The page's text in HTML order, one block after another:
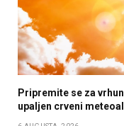
Pripremite se za
upaljen crveni